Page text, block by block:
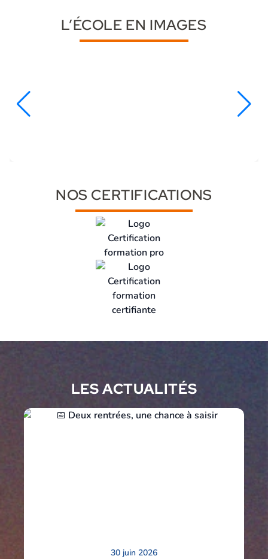
L’ÉCOLE EN IMAGES
NOS CERTIFICATIONS
LES ACTUALITÉS
30 juin 2026